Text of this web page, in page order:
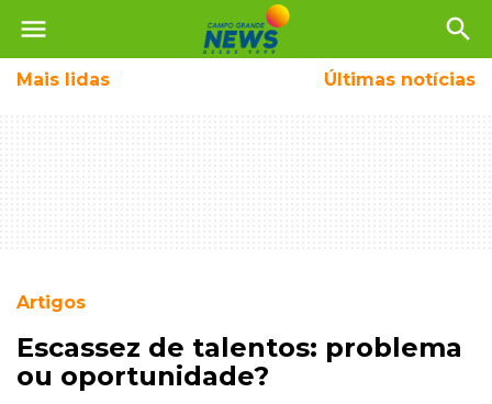
menu search
Mais lidas Últimas notícias
Artigos
Escassez de talentos: problema
ou oportunidade?